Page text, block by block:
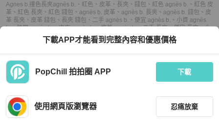
Agnes b.撞色長夾agnès b. 、 紅色 、 皮革 、 長夾 、 錢包 、 紅色 agnès b. 、 紅色 皮
革 、 紅色 長夾 、 紅色 錢包 、 agnès b. 皮革 、 agnès b. 長夾 、 agnès b. 錢包 、 皮
革 長夾 、 皮革 錢包 、 長夾 錢包 、 二手 agnès b. 、 便宜 agnès b. 、 小資 agnès
b.、熱門 agnès b.、中古 agnès b.、推薦 agnès b.、二手 長夾、便宜 長夾、小
熱門 長夾、中古 長夾、推薦 長夾、 二手 錢包、便宜 錢包
、 中古 錢包 、推薦 錢包
下載APP才能看到完整內容和優惠價格
PopChill 拍拍圈 APP 下載
使用網頁版瀏覽器 忍痛放棄